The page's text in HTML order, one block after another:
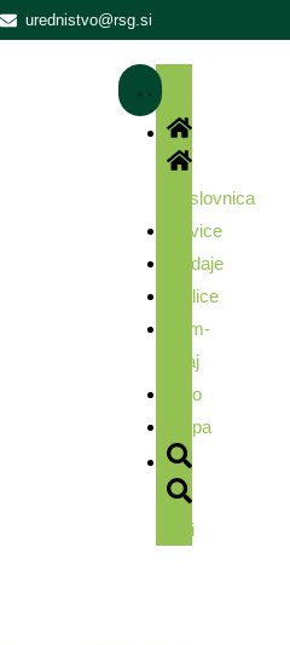
urednistvo@rsg.si
Naslovnica
Novice
Oddaje
Malice
Kam-
kdaj
Foto
Ekipa
Išči